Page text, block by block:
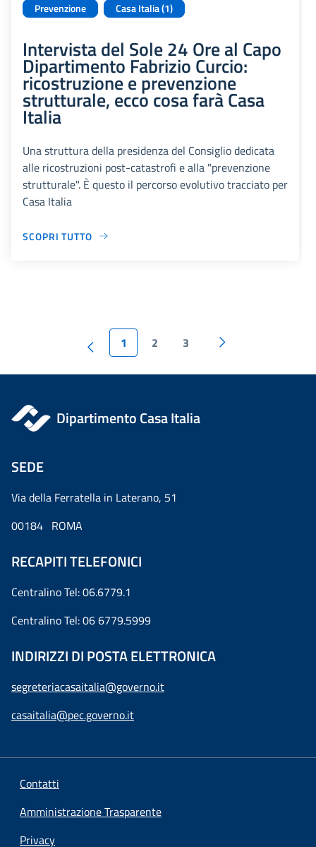
Prevenzione
Casa Italia (1)
Intervista del Sole 24 Ore al Capo
Dipartimento Fabrizio Curcio:
ricostruzione e prevenzione
strutturale, ecco cosa farà Casa
Italia
Una struttura della presidenza del Consiglio dedicata
alle ricostruzioni post-catastrofi e alla "prevenzione
strutturale". È questo il percorso evolutivo tracciato per
Casa Italia
SCOPRI TUTTO
1 2 3
Dipartimento Casa Italia
SEDE
Via della Ferratella in Laterano, 51
00184 ROMA
RECAPITI TELEFONICI
Centralino Tel: 06.6779.1
Centralino Tel: 06 6779.5999
INDIRIZZI DI POSTA ELETTRONICA
segreteriacasaitalia@governo.it
casaitalia@pec.governo.it
Contatti
Amministrazione Trasparente
Privacy